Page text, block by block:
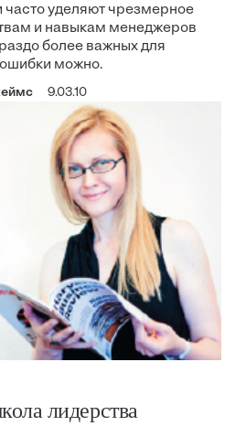
часто уделяют чрезмерное
и навыкам менеджеров
более важных для
можно.
9.03.10
лидерства